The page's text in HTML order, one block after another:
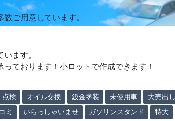
ご用意しています。
ます。
っております！小ロットで作成できます！
点検 オイル交換 鈑金塗装 未使用車 大売出し
ミ いらっしゃいませ ガソリンスタンド 特大